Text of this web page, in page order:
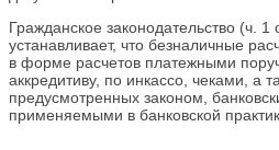
Гражданское законодательство (ч. 1
устанавливает, что безналичные
в форме расчетов платежными
аккредитиву, по инкассо, чеками, а
предусмотренных законом,
применяемыми в банковской